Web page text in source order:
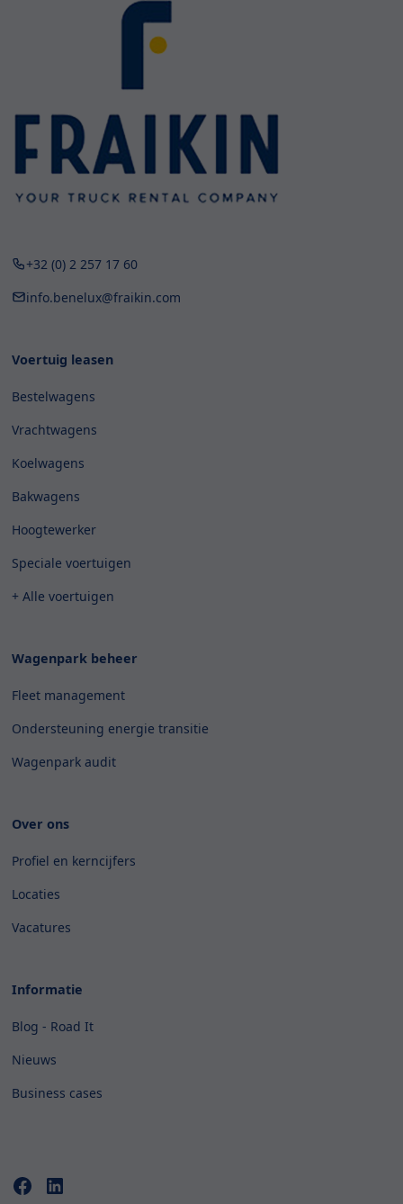
+32 (0) 2 257 17 60
info.benelux@fraikin.com
Voertuig leasen
Bestelwagens
Vrachtwagens
Koelwagens
Bakwagens
Hoogtewerker
Speciale voertuigen
+ Alle voertuigen
Wagenpark beheer
Fleet management
Ondersteuning energie transitie
Wagenpark audit
Over ons
Profiel en kerncijfers
Locaties
Vacatures
Informatie
Blog - Road It
Nieuws
Business cases